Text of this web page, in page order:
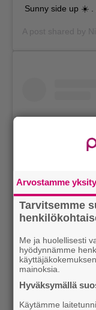
Sunny side up ☀️ .
A post shared by
View this post on
Arvostamme
Tarvitsemme
Me ja huolellisesti
hyödynnämme
mainoksia.
Hyväksymällä
Käytämme